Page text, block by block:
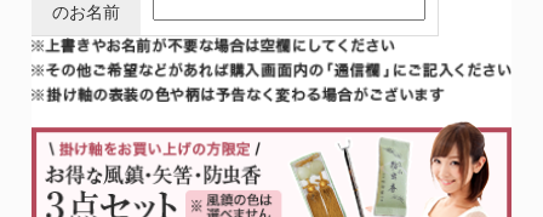
のお名前